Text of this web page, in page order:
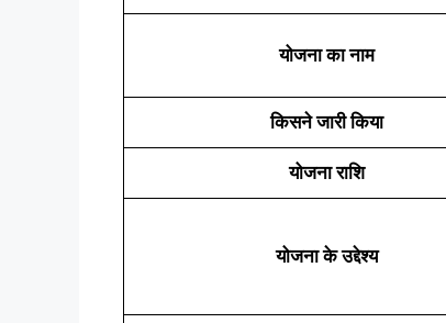
योजना का नाम
किसने जारी किया
योजना राशि
योजना के उद्देश्य